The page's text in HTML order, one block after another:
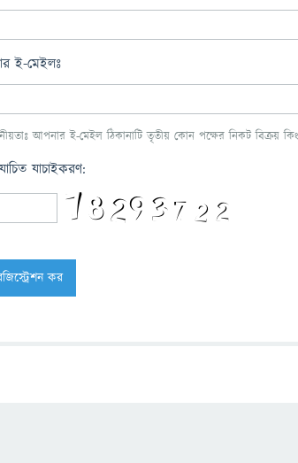
ই-মেইলঃ
আপনার ই-মেইল ঠিকানাটি তৃতীয় কোন পক্ষের নিকট বিক্রয়
যাচাইকরণ: